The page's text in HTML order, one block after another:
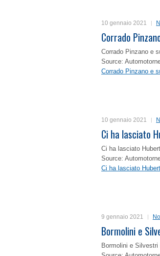
10 gennaio 2021
Corrado
Corrado Pinzano e
Source:
Corrado Pinzano e
10 gennaio 2021
Ci ha lasciato
Ci ha lasciato
Source:
Ci ha lasciato
9 gennaio 2021
Bormolini e
Bormolini e